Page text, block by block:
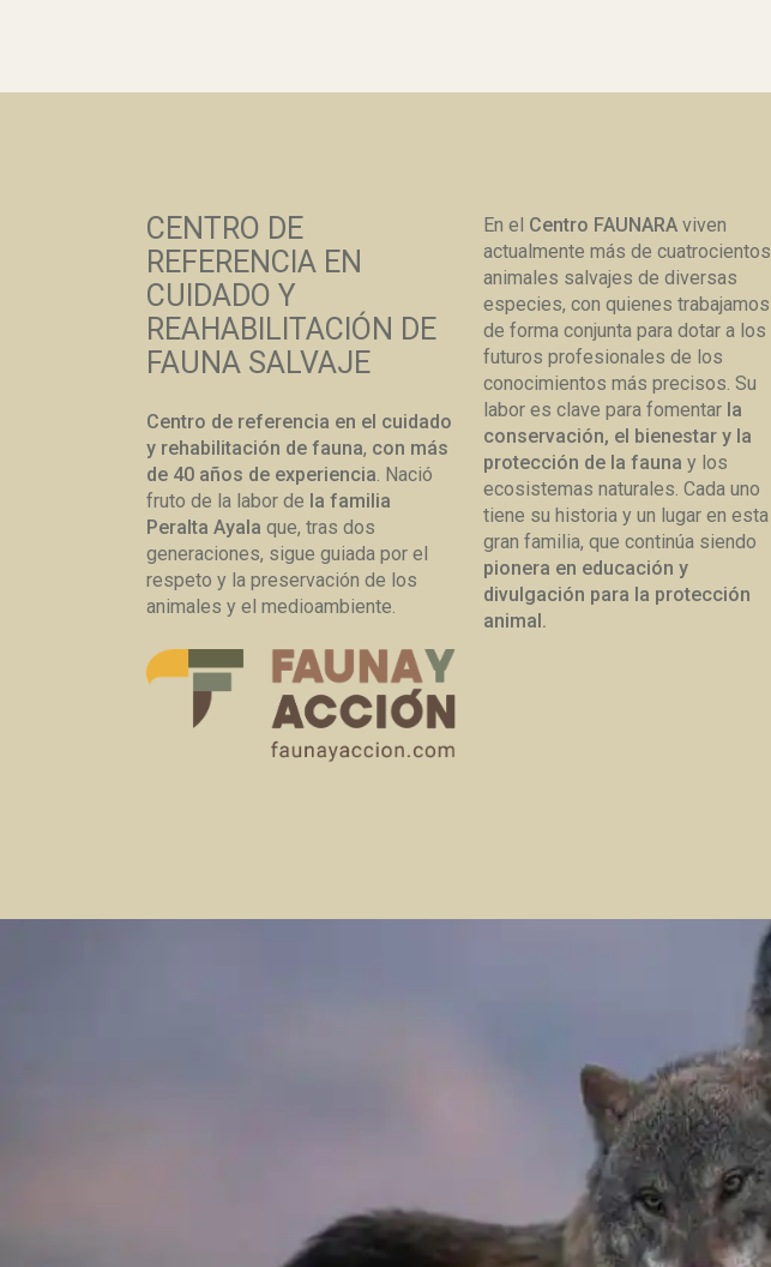
CENTRO DE
REFERENCIA EN
CUIDADO Y
REAHABILITACIÓN DE
FAUNA SALVAJE
Centro de referencia en el cuidado
y rehabilitación de fauna, con más
de 40 años de experiencia . Nació
fruto de la labor de la familia
Peralta Ayala que, tras dos
generaciones, sigue guiada por el
respeto y la preservación de los
animales y el medioambiente.
En el Centro FAUNARAviven
actualmente más de cuatrocientos
animales salvajes de diversas
especies, con quienes trabajamos
de forma conjunta para dotar a los
futuros profesionales de los
conocimientos más precisos. Su
labor es clave para fomentar la
conservación, el bienestar y la
protección de la fauna y los
ecosistemas naturales. Cada uno
tiene su historia y un lugar en esta
gran familia, que continúa siendo
pionera en educación y
divulgación para la protección
animal.